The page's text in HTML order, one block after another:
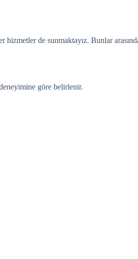
de sunmaktayız. Bunlar
göre belirlenir.